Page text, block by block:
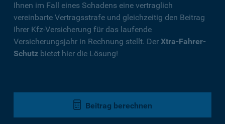
Ihnen im Fall eines Schadens eine vertraglich
vereinbarte Vertragsstrafe und gleichzeitig den Beitrag
Ihrer Kfz-Versicherung für das laufende
Versicherungsjahr in Rechnung stellt. Der Xtra-Fahrer-
Schutz bietet hier die Lösung!
Beitrag berechnen